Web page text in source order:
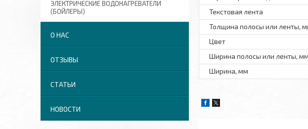
Текстовая лента
Толщина полосы или ленты,
Цвет
Ширина полосы или ленты, мм
Ширина, мм
ЭЛЕКТРИЧЕСКИЕ ВОДОНАГРЕВАТЕЛИ
(БОЙЛЕРЫ)
О НАС
ОТЗЫВЫ
СТАТЬИ
НОВОСТИ